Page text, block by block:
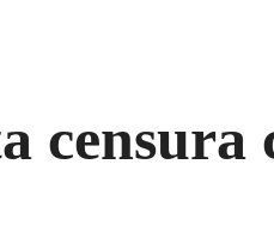
censura